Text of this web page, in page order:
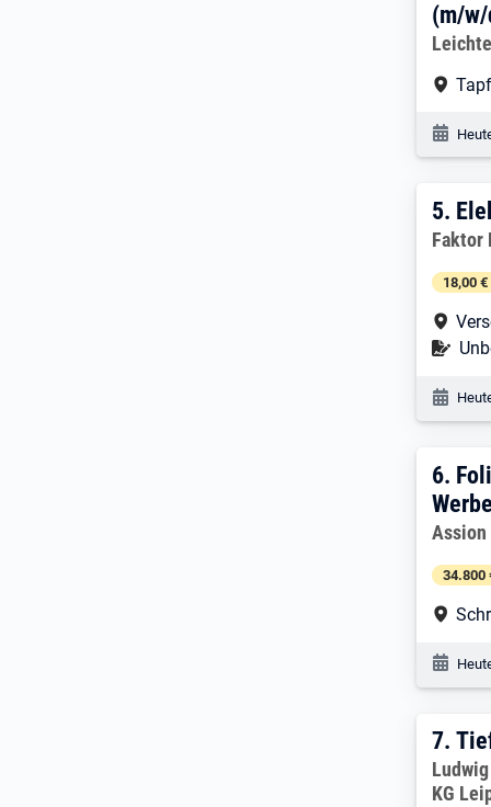
(m/
5.
5.
Faktor
18,00
6.
6.
Assion
34.800
7.
7.
KG